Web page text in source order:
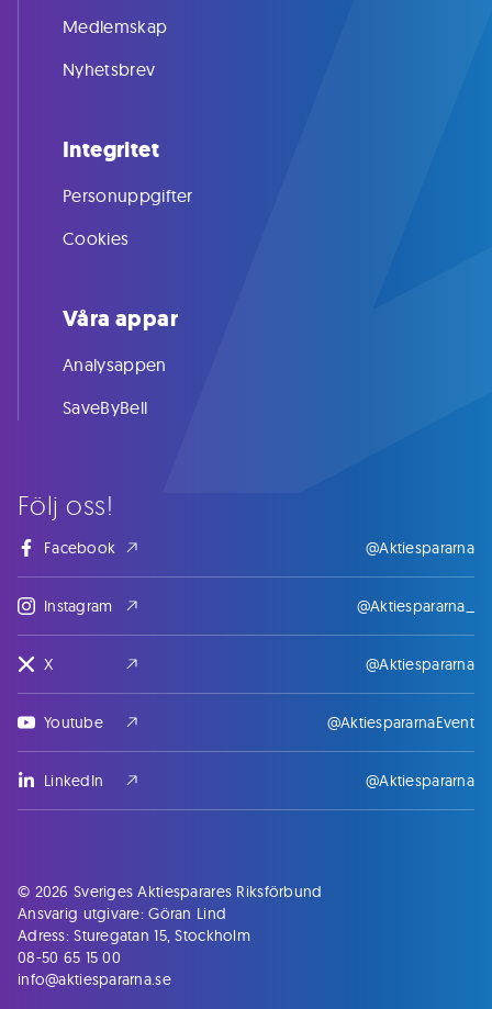
Följ oss!
Facebook @Aktiespararna
Instagram @Aktiespararna_
X @Aktiespararna
Youtube @AktiespararnaEvent
LinkedIn @Aktiespararna
Medlemskap
Nyhetsbrev
Integritet
Personuppgifter
Cookies
Våra appar
Analysappen
SaveByBell
© 2026 Sveriges Aktiesparares Riksförbund
Ansvarig utgivare: Göran Lind
Adress: Sturegatan 15, Stockholm
08-50 65 15 00
info@aktiespararna.se